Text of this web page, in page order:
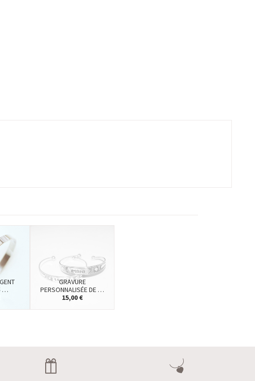
…
GRAVURE
PERSONNALISÉE DE …
15,00 €